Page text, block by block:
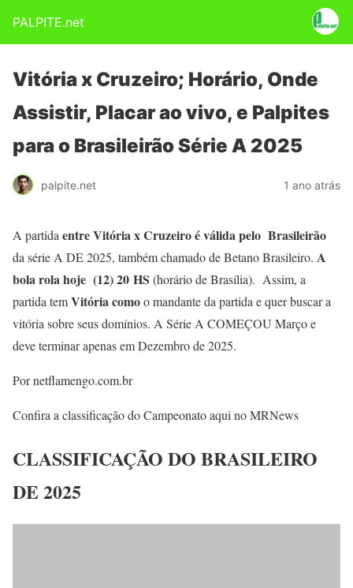
PALPITE.net
Vitória x Cruzeiro; Horário, Onde
Assistir, Placar ao vivo, e Palpites
para o Brasileirão Série A 2025
palpite.net 1 ano atrás
A partida entre Vitória x Cruzeiroé válida pelo Brasileirão
da série A DE 2025, também chamado de Betano Brasileiro. A
bola rola hoje (12) 20 HS (horário de Brasília). Assim, a
partida temVitóriacomoo mandante da partida e quer buscar a
vitória sobre seus domínios. A Série A COMEÇOU Março e
deve terminar apenas em Dezembro de 2025.
Por netflamengo.com.br
Confira a classificação do Campeonato aqui no MRNews
CLASSIFICAÇÃO DO BRASILEIRO
DE 2025